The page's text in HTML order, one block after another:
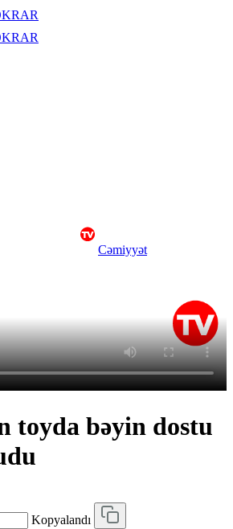
Cəmiyyət
toyda bəyin dostu
Kopyalandı